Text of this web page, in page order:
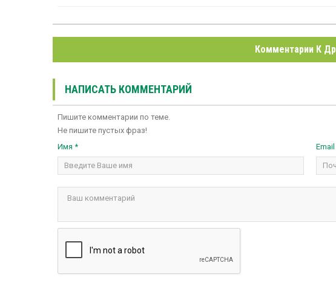
Комментарии К
НАПИСАТЬ КОММЕНТАРИЙ
Пишите комментарии по теме.
Не пишите пустых фраз!
Имя *